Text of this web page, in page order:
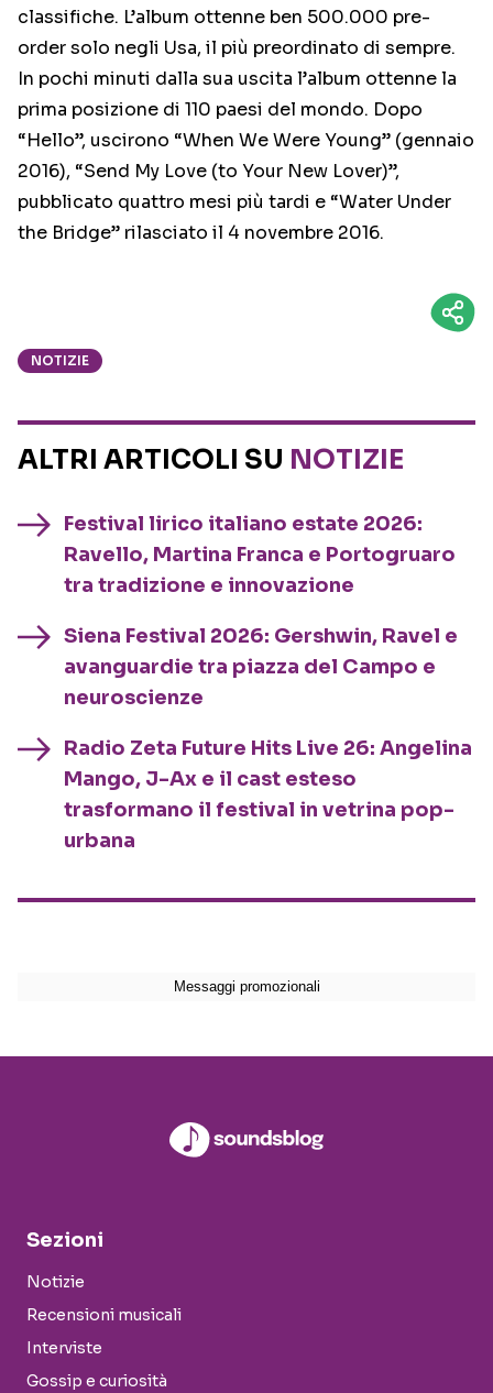
classifiche. L’album ottenne ben 500.000 pre-
order solo negli Usa, il più preordinato di sempre.
In pochi minuti dalla sua uscita l’album ottenne la
prima posizione di 110 paesi del mondo. Dopo
“Hello”, uscirono “When We Were Young” (gennaio
2016), “Send My Love (to Your New Lover)”,
pubblicato quattro mesi più tardi e “Water Under
the Bridge” rilasciato il 4 novembre 2016.
NOTIZIE
ALTRI ARTICOLI SU NOTIZIE
Festival lirico italiano estate 2026:
Ravello, Martina Franca e Portogruaro
tra tradizione e innovazione
Siena Festival 2026: Gershwin, Ravel e
avanguardie tra piazza del Campo e
neuroscienze
Radio Zeta Future Hits Live 26: Angelina
Mango, J-Ax e il cast esteso
trasformano il festival in vetrina pop-
urbana
Sezioni
Notizie
Recensioni musicali
Interviste
Gossip e curiosità